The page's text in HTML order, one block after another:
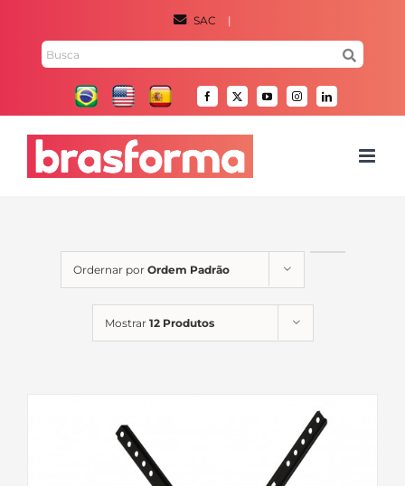
SAC |
Facebook
X YouTubeInstagramLinkedIn
Ordernar por Ordem Padrão
Mostrar 12 Produtos